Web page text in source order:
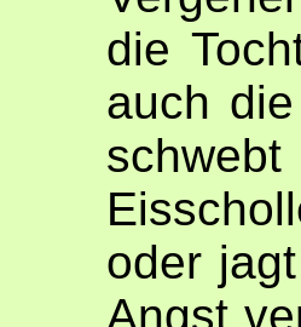
die
auch
oder
Angst